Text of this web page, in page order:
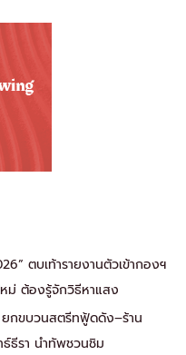
ตบเท้ารายงานตัวเข้ากองฯ
ม่ ต้องรู้จักวิธีหาแสง
ยกขบวนสตรีทฟู้ดดัง–ร้าน
ธีรา นำทัพชวนชิม